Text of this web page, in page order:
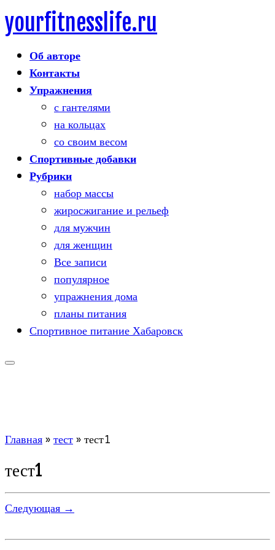
Skip
to
content
yourfitnesslife.ru
Об авторе
Контакты
Упражнения
с гантелями
на кольцах
со своим весом
Спортивные добавки
Рубрики
набор массы
жиросжигание и рельеф
для мужчин
для женщин
Все записи
популярное
упражнения дома
планы питания
Спортивное питание Хабаровск
Главная»тест»тест1
тест1
Следующая →